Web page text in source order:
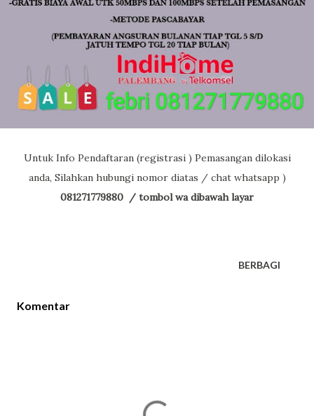
Untuk Info Pendaftaran (registrasi ) Pemasangan dilokasi
anda, Silahkan hubungi nomor diatas / chat whatsapp )
081271779880 / tombol wa dibawah layar
BERBAGI
Komentar